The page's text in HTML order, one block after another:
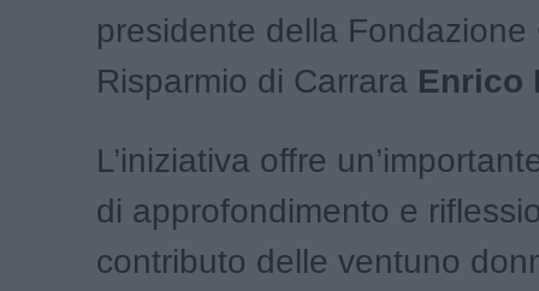
presidente della Fondazione
Risparmio di Carrara Enrico
L’iniziativa offre
di approfondimento e
contributo delle ventuno